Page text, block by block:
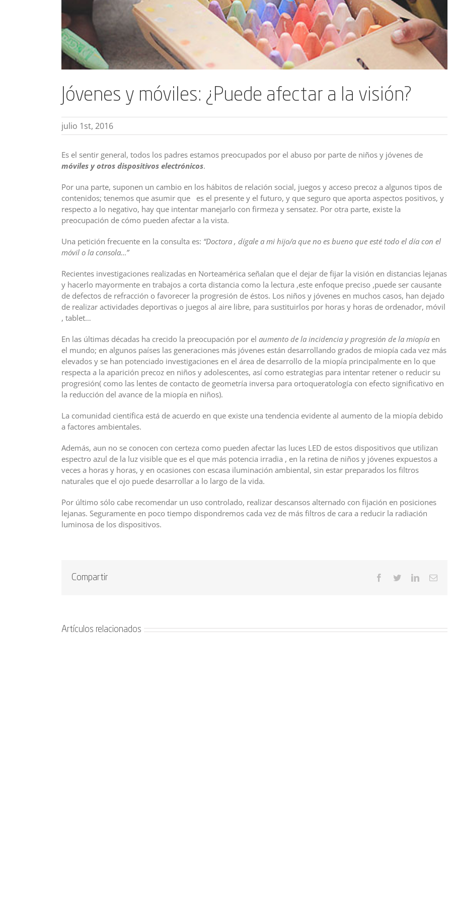
Jóvenes y móviles: ¿Puede afectar a la visión?
julio 1st, 2016
Es el sentir general, todos los padres estamos preocupados por el abuso por parte de niños y jóvenes de
móviles y otros dispositivos electrónicos.
Por una parte, suponen un cambio en los hábitos de relación social, juegos y acceso precoz a algunos tipos de
contenidos; tenemos que asumir que es el presente y el futuro, y que seguro que aporta aspectos positivos, y
respecto a lo negativo, hay que intentar manejarlo con firmeza y sensatez. Por otra parte, existe la
preocupación de cómo pueden afectar a la vista.
Una petición frecuente en la consulta es: “Doctora , dígale a mi hijo/a que no es bueno que esté todo el día con el
móvil o la consola…”
Recientes investigaciones realizadas en Norteamérica señalan que el dejar de fijar la visión en distancias lejanas
y hacerlo mayormente en trabajos a corta distancia como la lectura ,este enfoque preciso ,puede ser causante
de defectos de refracción o favorecer la progresión de éstos. Los niños y jóvenes en muchos casos, han dejado
de realizar actividades deportivas o juegos al aire libre, para sustituirlos por horas y horas de ordenador, móvil
, tablet…
En las últimas décadas ha crecido la preocupación por el aumento de la incidencia y progresión de la miopía en
el mundo; en algunos países las generaciones más jóvenes están desarrollando grados de miopía cada vez más
elevados y se han potenciado investigaciones en el área de desarrollo de la miopía principalmente en lo que
respecta a la aparición precoz en niños y adolescentes, así como estrategias para intentar retener o reducir su
progresión( como las lentes de contacto de geometría inversa para ortoqueratología con efecto significativo en
la reducción del avance de la miopía en niños).
La comunidad científica está de acuerdo en que existe una tendencia evidente al aumento de la miopía debido
a factores ambientales.
Además, aun no se conocen con certeza como pueden afectar las luces LED de estos dispositivos que utilizan
espectro azul de la luz visible que es el que más potencia irradia , en la retina de niños y jóvenes expuestos a
veces a horas y horas, y en ocasiones con escasa iluminación ambiental, sin estar preparados los filtros
naturales que el ojo puede desarrollar a lo largo de la vida.
Por último sólo cabe recomendar un uso controlado, realizar descansos alternado con fijación en posiciones
lejanas. Seguramente en poco tiempo dispondremos cada vez de más filtros de cara a reducir la radiación
luminosa de los dispositivos.
Compartir Facebook
TwitterLinkedIn
Artículos relacionados